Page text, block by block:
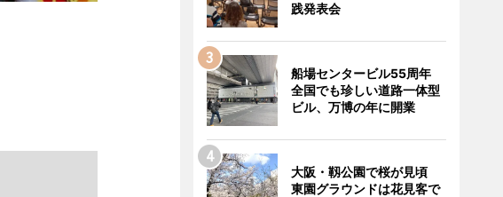
践発表会
船場センタービル55周年
全国でも珍しい道路一体型
ビル、万博の年に開業
大阪・靱公園で桜が見頃
東園グラウンドは花見客で